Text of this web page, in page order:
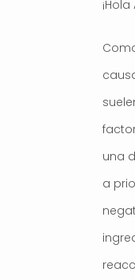
una
a